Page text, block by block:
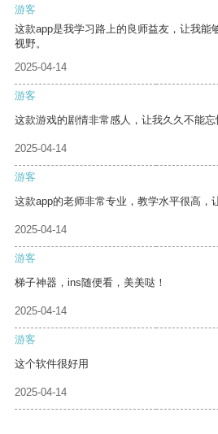
游客
这款app是我学习路上的良师益友，让我能
视野。
2025-04-14
游客
这款游戏的剧情非常感人，让我久久不能忘
2025-04-14
游客
这款app的老师非常专业，教学水平很高，
2025-04-14
游客
梯子神器，ins随便看，美美哒！
2025-04-14
游客
这个软件很好用
2025-04-14